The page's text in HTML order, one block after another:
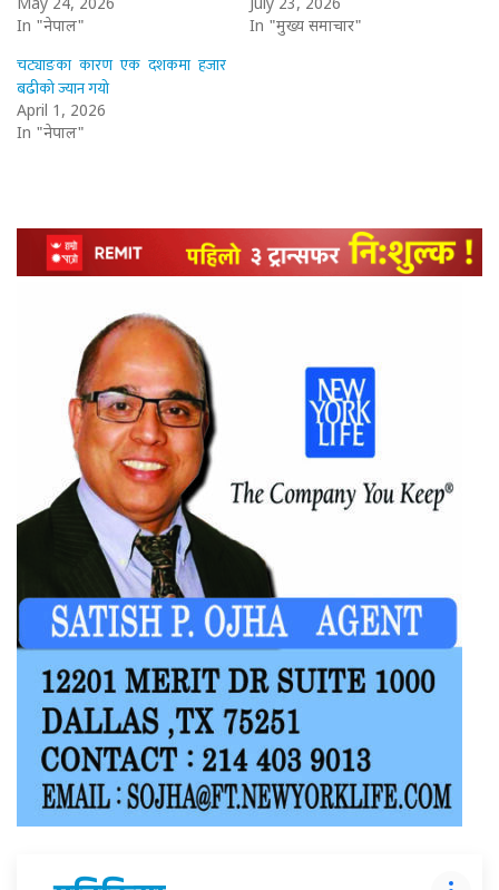
May 24, 2026
In "नेपाल"
July 23, 2026
In "मुख्य समाचार"
चट्याङका कारण एक दशकमा हजार
बढीको ज्यान गयो
April 1, 2026
In "नेपाल"